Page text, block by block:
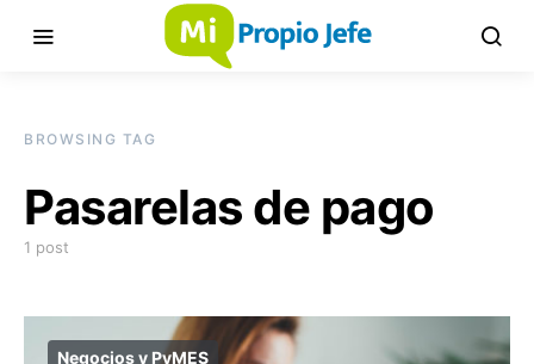
BROWSING TAG
Pasarelas de pago
1 post
Negocios y PyMES